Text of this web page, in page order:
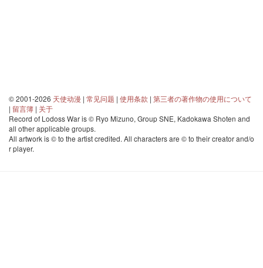
© 2001-2026 天使动漫 | 常见问题 | 使用条款 | 第三者の著作物の使用について
| 留言簿 | 关于
Record of Lodoss War is © Ryo Mizuno, Group SNE, Kadokawa Shoten and
all other applicable groups.
All artwork is © to the artist credited. All characters are © to their creator and/o
r player.